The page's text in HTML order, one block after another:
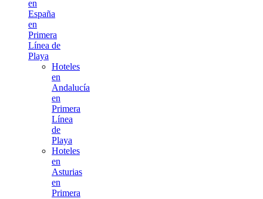
en
España
en
Primera
Línea de
Playa
Hoteles
en
Andalucía
en
Primera
Línea
de
Playa
Hoteles
en
Asturias
en
Primera